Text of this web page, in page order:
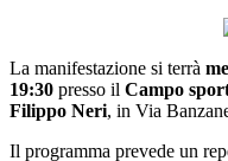
La manifestazione si terrà
19:30 presso il Campo
Filippo Neri, in Via
Il programma prevede un